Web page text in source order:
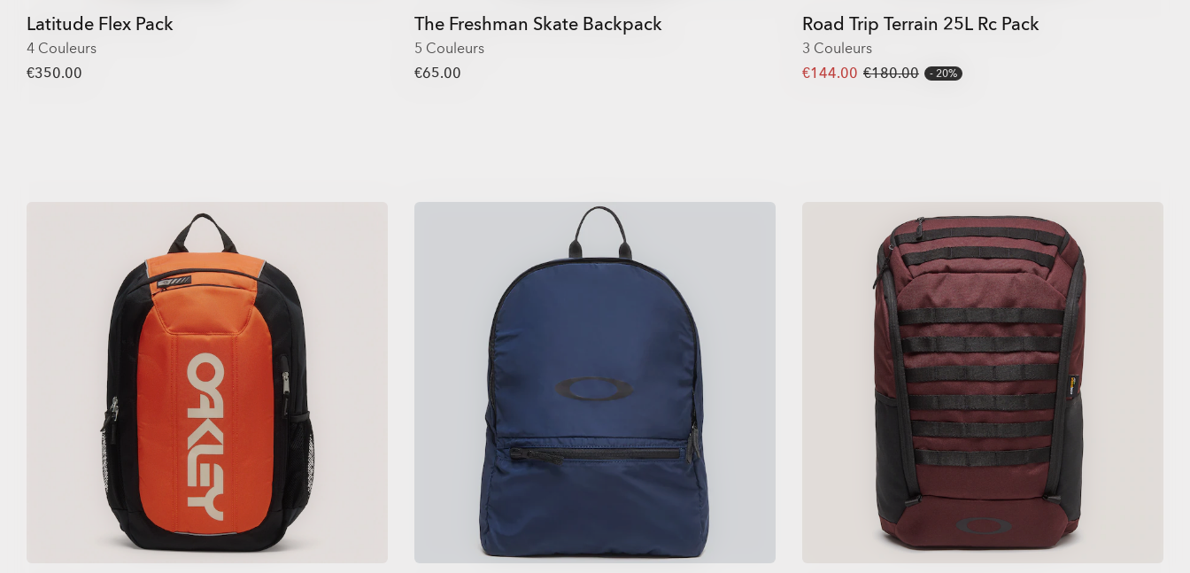
Latitude Flex Pack
4 Couleurs
€350.00
The Freshman Skate Backpack
5 Couleurs
€65.00
Road Trip Terrain 25L Rc Pack
3 Couleurs
€144.00 €180.00 20%